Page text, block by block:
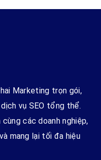
Marketing trọn gói,
vụ SEO tổng thể.
các doanh nghiệp,
mang lại tối đa hiệu